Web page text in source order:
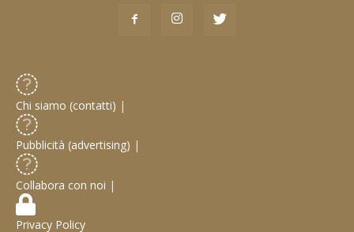
Chi siamo (contatti) |
Pubblicità (advertising) |
Collabora con noi |
Privacy Policy